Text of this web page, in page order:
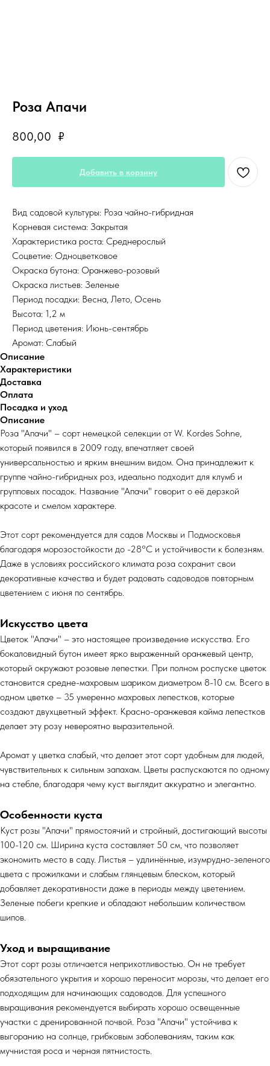
Роза Апачи
800,00 ₽
Добавить в корзину
Вид садовой культуры: Роза чайно-гибридная
Корневая система: Закрытая
Характеристика роста: Среднерослый
Соцветие: Одноцветковое
Окраска бутона: Оранжево-розовый
Окраска листьев: Зеленые
Период посадки: Весна, Лето, Осень
Высота: 1,2 м
Период цветения: Июнь-сентябрь
Аромат: Слабый
Описание
Характеристики
Доставка
Оплата
Посадка и уход
Описание
Роза "Апачи" – сорт немецкой селекции от W. Kordes Sohne,
который появился в 2009 году, впечатляет своей
универсальностью и ярким внешним видом. Она принадлежит к
группе чайно-гибридных роз, идеально подходит для клумб и
групповых посадок. Название "Апачи" говорит о её дерзкой
красоте и смелом характере.
Этот сорт рекомендуется для садов Москвы и Подмосковья
благодаря морозостойкости до -28°C и устойчивости к болезням.
Даже в условиях российского климата роза сохранит свои
декоративные качества и будет радовать садоводов повторным
цветением с июня по сентябрь.
Искусство цвета
Цветок "Апачи" – это настоящее произведение искусства. Его
бокаловидный бутон имеет ярко выраженный оранжевый центр,
который окружают розовые лепестки. При полном роспуске цветок
становится средне-махровым шариком диаметром 8-10 см. Всего в
одном цветке – 35 умеренно махровых лепестков, которые
создают двухцветный эффект. Красно-оранжевая кайма лепестков
делает эту розу невероятно выразительной.
Аромат у цветка слабый, что делает этот сорт удобным для людей,
чувствительных к сильным запахам. Цветы распускаются по одному
на стебле, благодаря чему куст выглядит аккуратно и элегантно.
Особенности куста
Куст розы "Апачи" прямостоячий и стройный, достигающий высоты
100-120 см. Ширина куста составляет 50 см, что позволяет
экономить место в саду. Листья – удлинённые, изумрудно-зеленого
цвета с прожилками и слабым глянцевым блеском, который
добавляет декоративности даже в периоды между цветением.
Зеленые побеги крепкие и обладают небольшим количеством
шипов.
Уход и выращивание
Этот сорт розы отличается неприхотливостью. Он не требует
обязательного укрытия и хорошо переносит морозы, что делает его
подходящим для начинающих садоводов. Для успешного
выращивания рекомендуется выбирать хорошо освещенные
участки с дренированной почвой. Роза "Апачи" устойчива к
выгоранию на солнце, грибковым заболеваниям, таким как
мучнистая роса и черная пятнистость.